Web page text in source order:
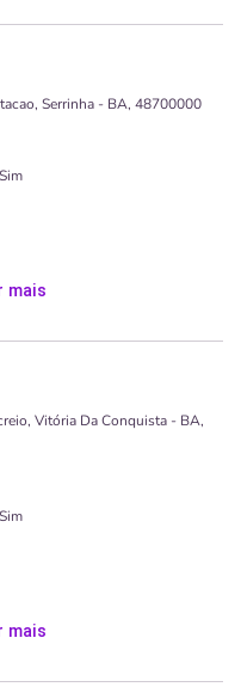
Serrinha - BA, 48700000
Sim
mais
Vitória Da Conquista - BA,
Sim
mais